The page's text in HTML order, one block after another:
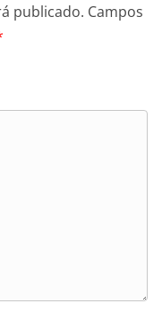
publicado. Campos